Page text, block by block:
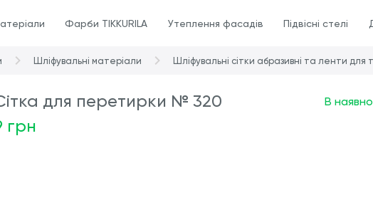
Фарби TIKKURILA Утеплення фасадів Підвісні стелі
Шліфувальні матеріали Шліфувальні сітки абразивні та ленти для
для перетирки № 320
грн
В